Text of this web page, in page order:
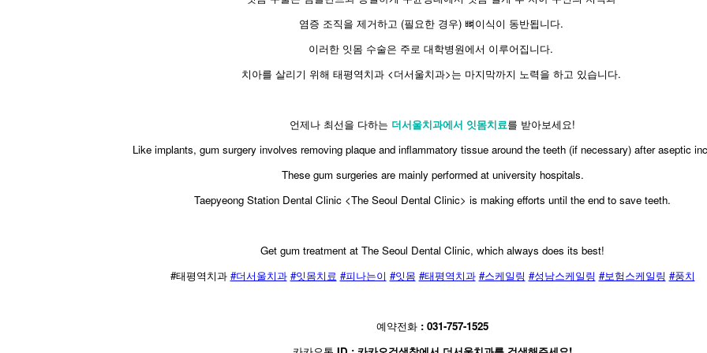
염증 조직을 제거하고 (필요한 경우) 뼈이식이 동반됩니다.
이러한 잇몸 수술은 주로 대학병원에서 이루어집니다.
치아를 살리기 위해 태평역치과 <더서울치과>는 마지막까지 노력을 하고 있습니다.
언제나 최선을 다하는 더서울치과에서 잇몸치료를 받아보세요!
​Like implants, gum surgery involves removing plaque and inflammatory tissue around the teeth (if necessary) after aseptic
These gum surgeries are mainly performed at university hospitals.
Taepyeong Station Dental Clinic <The Seoul Dental Clinic> is making efforts until the end to save teeth.
Get gum treatment at The Seoul Dental Clinic, which always does its best!
​#태평역치과 #더서울치과 #잇몸치료 #피나는이 #잇몸 #태평역치과 #스케일링 #성남스케일링 #보험스케일링 #풍치
예약전화 : 031-757-1525